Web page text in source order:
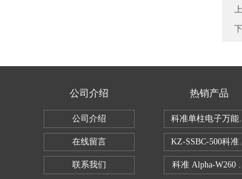
公司介绍
公司介绍
在线留言
联系我们
热销产品
科准单柱电子万能
KZ-SSBC-500科
科准 Alpha-W260